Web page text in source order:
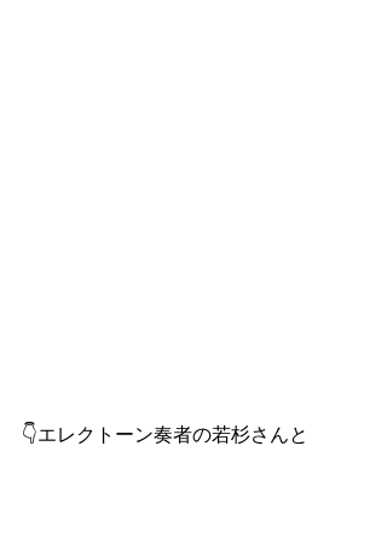
👇エレクトーン奏者の若杉さんと